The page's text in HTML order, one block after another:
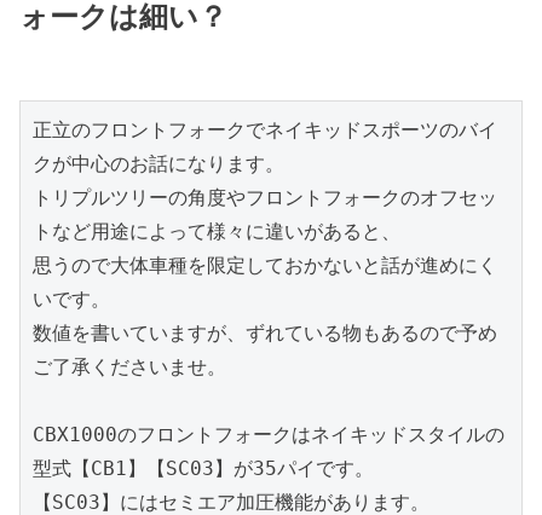
ォークは細い？
正立のフロントフォークでネイキッドスポーツのバイ
クが中心のお話になります。
トリプルツリーの角度やフロントフォークのオフセッ
トなど用途によって様々に違いがあると、
思うので大体車種を限定しておかないと話が進めにく
いです。
数値を書いていますが、ずれている物もあるので予め
ご了承くださいませ。
CBX1000のフロントフォークはネイキッドスタイルの
型式【CB1】【SC03】が35パイです。
【SC03】にはセミエア加圧機能があります。